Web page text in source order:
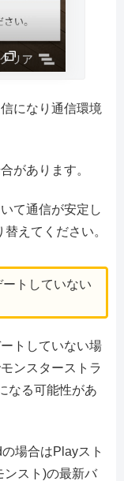
になり通信環境
があります。
て通信が安定し
えてください。
トしていない
トしていない場
ンスターストラ
なる可能性があ
場合はPlayスト
ンスト)の最新バ